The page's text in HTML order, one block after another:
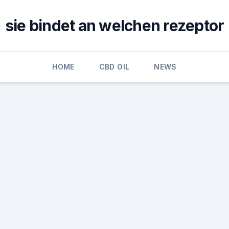
sie bindet an welchen rezeptor
HOME CBD OIL NEWS